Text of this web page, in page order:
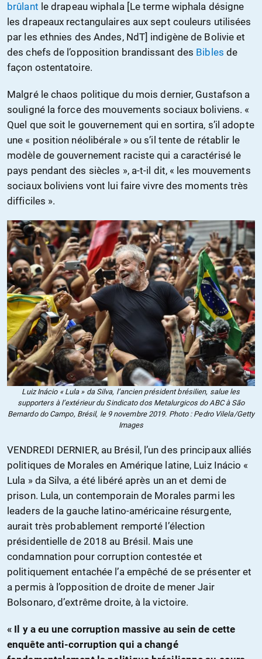
brûlant le drapeau wiphala [Le terme wiphala désigne
les drapeaux rectangulaires aux sept couleurs utilisées
par les ethnies des Andes, NdT] indigène de Bolivie et
des chefs de l’opposition brandissant des Bibles de
façon ostentatoire.
Malgré le chaos politique du mois dernier, Gustafson a
souligné la force des mouvements sociaux boliviens. «
Quel que soit le gouvernement qui en sortira, s’il adopte
une « position néolibérale » ou s’il tente de rétablir le
modèle de gouvernement raciste qui a caractérisé le
pays pendant des siècles », a-t-il dit, « les mouvements
sociaux boliviens vont lui faire vivre des moments très
difficiles ».
Luiz Inácio « Lula » da Silva, l’ancien président brésilien, salue les
supporters à l’extérieur du Sindicato dos Metalurgicos do ABC à São
Bernardo do Campo, Brésil, le 9 novembre 2019. Photo : Pedro Vilela/Getty
Images
VENDREDI DERNIER, au Brésil, l’un des principaux alliés
politiques de Morales en Amérique latine, Luiz Inácio «
Lula » da Silva, a été libéré après un an et demi de
prison. Lula, un contemporain de Morales parmi les
leaders de la gauche latino-américaine résurgente,
aurait très probablement remporté l’élection
présidentielle de 2018 au Brésil. Mais une
condamnation pour corruption contestée et
politiquement entachée l’a empêché de se présenter et
a permis à l’opposition de droite de mener Jair
Bolsonaro, d’extrême droite, à la victoire.
« Il y a eu une corruption massive au sein de cette
enquête anti-corruption qui a changé